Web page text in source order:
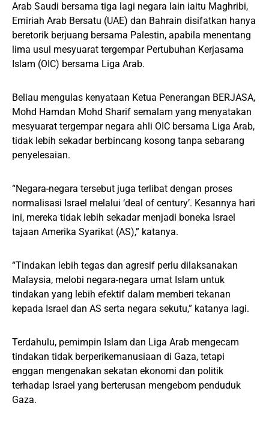
Arab Saudi bersama tiga lagi negara lain iaitu Maghribi,
Emiriah Arab Bersatu (UAE) dan Bahrain disifatkan hanya
beretorik berjuang bersama Palestin, apabila menentang
lima usul mesyuarat tergempar Pertubuhan Kerjasama
Islam (OIC) bersama Liga Arab.
Beliau mengulas kenyataan Ketua Penerangan BERJASA,
Mohd Hamdan Mohd Sharif semalam yang menyatakan
mesyuarat tergempar negara ahli OIC bersama Liga Arab,
tidak lebih sekadar berbincang kosong tanpa sebarang
penyelesaian.
“Negara-negara tersebut juga terlibat dengan proses
normalisasi Israel melalui ‘deal of century’. Kesannya hari
ini, mereka tidak lebih sekadar menjadi boneka Israel
tajaan Amerika Syarikat (AS),” katanya.
“Tindakan lebih tegas dan agresif perlu dilaksanakan
Malaysia, melobi negara-negara umat Islam untuk
tindakan yang lebih efektif dalam memberi tekanan
kepada Israel dan AS serta negara sekutu,” katanya lagi.
Terdahulu, pemimpin Islam dan Liga Arab mengecam
tindakan tidak berperikemanusiaan di Gaza, tetapi
enggan mengenakan sekatan ekonomi dan politik
terhadap Israel yang berterusan mengebom penduduk
Gaza.